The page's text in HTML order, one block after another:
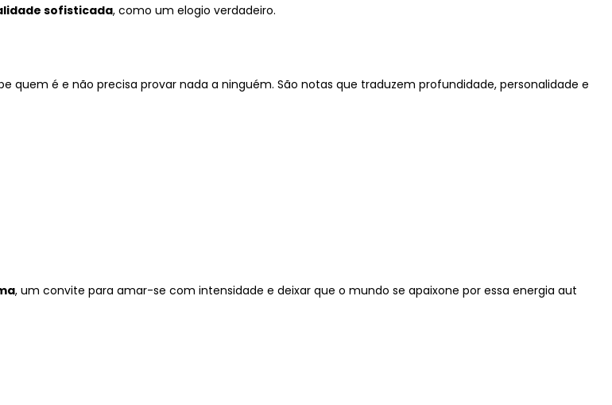
sofisticada, como um elogio verdadeiro.
quem é e não precisa provar nada a ninguém. São notas que traduzem profundidade, personalidade e
, um convite para amar-se com intensidade e deixar que o mundo se apaixone por essa energia aut